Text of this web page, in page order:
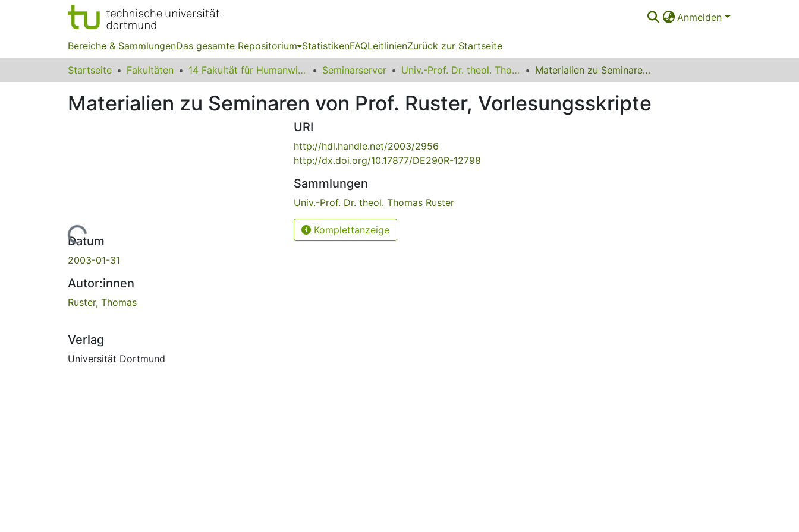
Anmelden
Bereiche & SammlungenDas gesamte Repositorium StatistikenFAQLeitlinienZurück zur Startseite
Startseite Fakultäten 14 Fakultät für Humanwissenschaften und Theologie Seminarserver Univ.-Prof. Dr. theol. Thomas Ruster Materialien zu Seminaren von Prof. Ruster, Vorlesungsskripte
Materialien zu Seminaren von Prof. Ruster, Vorlesungsskripte
Lade...
Datum
2003-01-31
Autor:innen
Ruster, Thomas
Verlag
Universität Dortmund
URI
http://hdl.handle.net/2003/2956
http://dx.doi.org/10.17877/DE290R-12798
Sammlungen
Univ.-Prof. Dr. theol. Thomas Ruster
Komplettanzeige